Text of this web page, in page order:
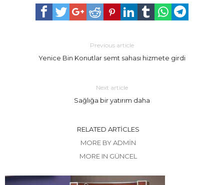
Previous article
Yenice Bin Konutlar semt sahası hizmete girdi
Next article
Sağlığa bir yatırım daha
RELATED ARTICLES
MORE BY ADMIN
MORE IN GÜNCEL